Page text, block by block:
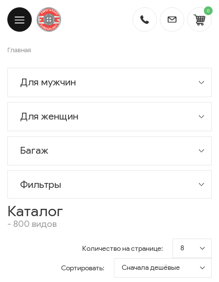
0
Главная
Для мужчин
Для женщин
Багаж
Фильтры
Каталог
- 800 видов
Количество на странице: 8
Сортировать: Сначала дешёвые